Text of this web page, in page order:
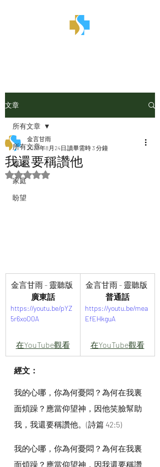
文章
所有文章
職場
家庭
盼望
所有文章
我還要稱讚他
金言甘雨
2023年8月24日 讀畢需時 3 分鐘
評等為 NaN（最高為 5 顆星）。
金言甘雨 - 靈聽版
廣東話
https://youtu.be/pYZ
5r6xoO0A
在YouTube觀看
金言甘雨 - 靈聽版
普通話
https://youtu.be/mea
EfEHkguA
在YouTube觀看
經文：
我的心哪，你為何憂悶？為何在我裏
面煩躁？應當仰望神，因他笑臉幫助
我，我還要稱讚他。(詩篇 42:5)
我的心哪，你為何憂悶？為何在我裏
面煩躁？應當仰望神，因我還要稱讚